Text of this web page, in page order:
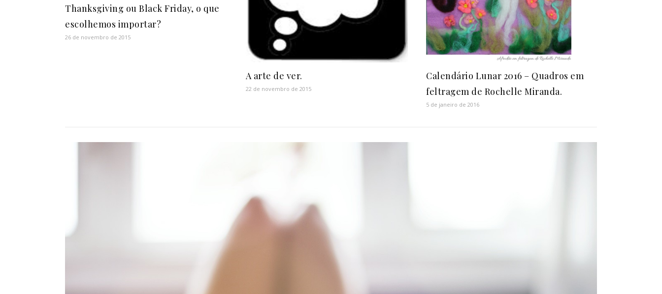
Thanksgiving ou Black Friday, o que
escolhemos importar?
26 de novembro de 2015
A arte de ver.
22 de novembro de 2015
Calendário Lunar 2016 – Quadros em
feltragem de Rochelle Miranda.
5 de janeiro de 2016